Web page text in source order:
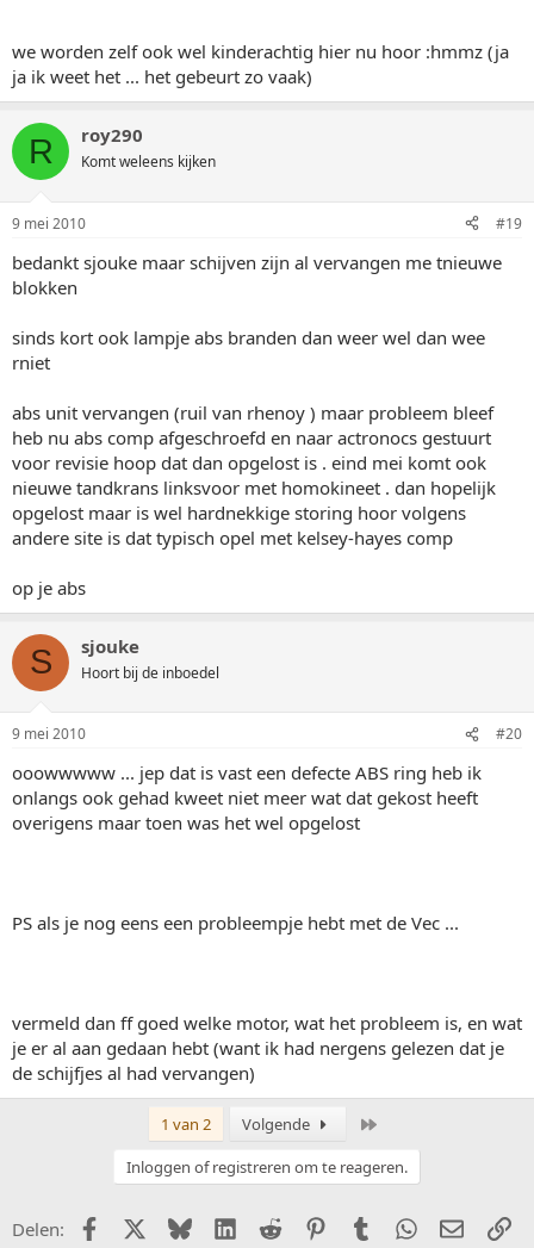
we worden zelf ook wel kinderachtig hier nu hoor :hmmz (ja
ja ik weet het ... het gebeurt zo vaak)
R roy290
Komt weleens kijken
9 mei 2010 #19
bedankt sjouke maar schijven zijn al vervangen me tnieuwe
blokken
sinds kort ook lampje abs branden dan weer wel dan wee
rniet
abs unit vervangen (ruil van rhenoy ) maar probleem bleef
heb nu abs comp afgeschroefd en naar actronocs gestuurt
voor revisie hoop dat dan opgelost is . eind mei komt ook
nieuwe tandkrans linksvoor met homokineet . dan hopelijk
opgelost maar is wel hardnekkige storing hoor volgens
andere site is dat typisch opel met kelsey-hayes comp
op je abs
S sjouke
Hoort bij de inboedel
9 mei 2010 #20
ooowwwww ... jep dat is vast een defecte ABS ring heb ik
onlangs ook gehad kweet niet meer wat dat gekost heeft
overigens maar toen was het wel opgelost
PS als je nog eens een probleempje hebt met de Vec ...
vermeld dan ff goed welke motor, wat het probleem is, en wat
je er al aan gedaan hebt (want ik had nergens gelezen dat je
de schijfjes al had vervangen)
1 van 2 Volgende
Inloggen of registreren om te reageren.
Delen: FacebookX (Twitter)
BlueskyLinkedIn
Reddit PinterestTumblr WhatsApp
E-mail